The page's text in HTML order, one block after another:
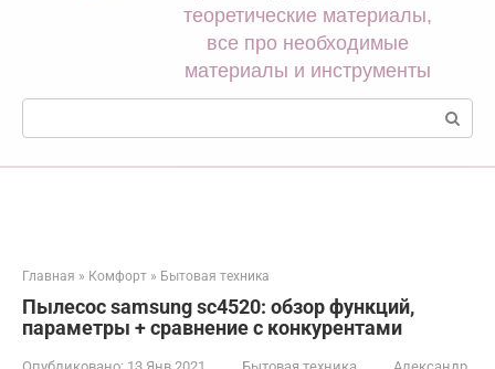
теоретические материалы,
все про необходимые
материалы и инструменты
Поиск:
Главная » Комфорт » Бытовая техника
Пылесос samsung sc4520: обзор функций,
параметры + сравнение с конкурентами